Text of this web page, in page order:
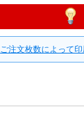
ご注文枚数によって